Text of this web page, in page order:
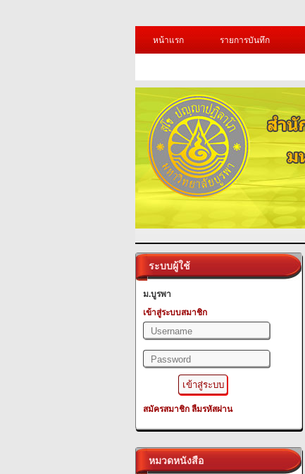
หน้าแรก
รายการบันทึก
ระบบผู้ใช้
ม.บูรพา
เข้าสู่ระบบสมาชิก
สมัครสมาชิก ลืมรหัสผ่าน
หมวดหนังสือ